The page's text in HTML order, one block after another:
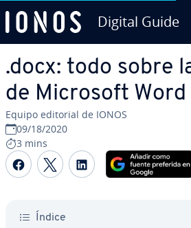
Digital Guide
.docx: todo sobre
de Microsoft Word
Equipo editorial de IONOS
09/18/2020
3 mins
Compartir Facebook
Compartir Twitter
Compartir
Índice